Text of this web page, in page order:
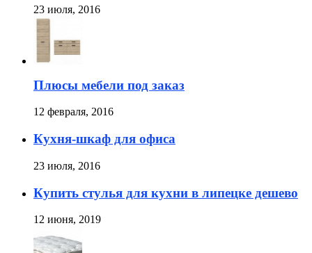
23 июля, 2016
Плюсы мебели под заказ
12 февраля, 2016
Кухня-шкаф для офиса
23 июля, 2016
Купить стулья для кухни в липецке дешево
12 июня, 2019